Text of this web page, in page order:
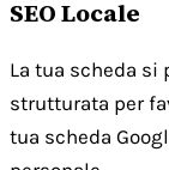
SEO Locale
La tua scheda si
strutturata per
tua scheda